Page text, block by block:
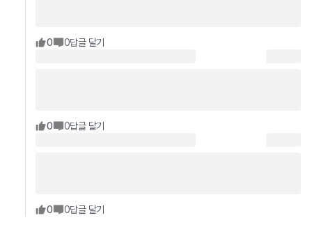
0 0답글 달기
0 0답글 달기
0 0답글 달기